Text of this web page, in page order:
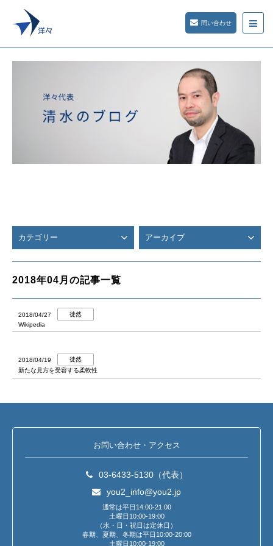
問い合わせ
カテゴリー アーカイブ
2018年04月の記事一覧
2018/04/27
徒然
Wikipedia
2018/04/19
徒然
新たな見方を受容する柔軟性
お問い合わせ・アクセス
03-6433-5130（代表）
you2_info@you2.jp
通常は平日14:00-21:00
土曜日10:00-19:00
（水・日・祝日は定休日）
春期、夏期、冬期は平日10:00-20:00
土曜日10:00-19:00